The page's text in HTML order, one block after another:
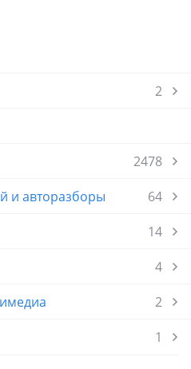
2
2478
и авторазборы
64
14
4
2
1